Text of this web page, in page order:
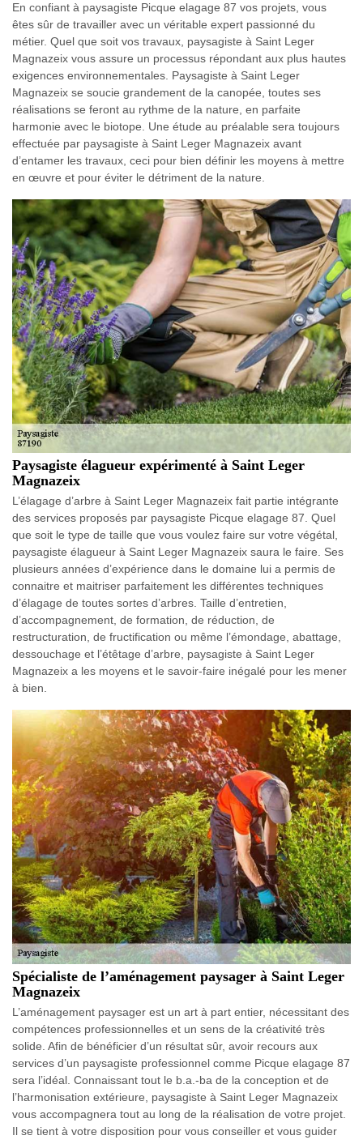
En confiant à paysagiste Picque elagage 87 vos projets, vous
êtes sûr de travailler avec un véritable expert passionné du
métier. Quel que soit vos travaux, paysagiste à Saint Leger
Magnazeix vous assure un processus répondant aux plus hautes
exigences environnementales. Paysagiste à Saint Leger
Magnazeix se soucie grandement de la canopée, toutes ses
réalisations se feront au rythme de la nature, en parfaite
harmonie avec le biotope. Une étude au préalable sera toujours
effectuée par paysagiste à Saint Leger Magnazeix avant
d’entamer les travaux, ceci pour bien définir les moyens à mettre
en œuvre et pour éviter le détriment de la nature.
Paysagiste élagueur expérimenté à Saint Leger
Magnazeix
L’élagage d’arbre à Saint Leger Magnazeix fait partie intégrante
des services proposés par paysagiste Picque elagage 87. Quel
que soit le type de taille que vous voulez faire sur votre végétal,
paysagiste élagueur à Saint Leger Magnazeix saura le faire. Ses
plusieurs années d’expérience dans le domaine lui a permis de
connaitre et maitriser parfaitement les différentes techniques
d’élagage de toutes sortes d’arbres. Taille d’entretien,
d’accompagnement, de formation, de réduction, de
restructuration, de fructification ou même l’émondage, abattage,
dessouchage et l’étêtage d’arbre, paysagiste à Saint Leger
Magnazeix a les moyens et le savoir-faire inégalé pour les mener
à bien.
Spécialiste de l’aménagement paysager à Saint Leger
Magnazeix
L’aménagement paysager est un art à part entier, nécessitant des
compétences professionnelles et un sens de la créativité très
solide. Afin de bénéficier d’un résultat sûr, avoir recours aux
services d’un paysagiste professionnel comme Picque elagage 87
sera l’idéal. Connaissant tout le b.a.-ba de la conception et de
l’harmonisation extérieure, paysagiste à Saint Leger Magnazeix
vous accompagnera tout au long de la réalisation de votre projet.
Il se tient à votre disposition pour vous conseiller et vous guider